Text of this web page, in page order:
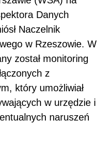
Danych
Naczelnik
w Rzeszowie. W
został monitoring
z
który umożliwiał
w urzędzie i
naruszeń